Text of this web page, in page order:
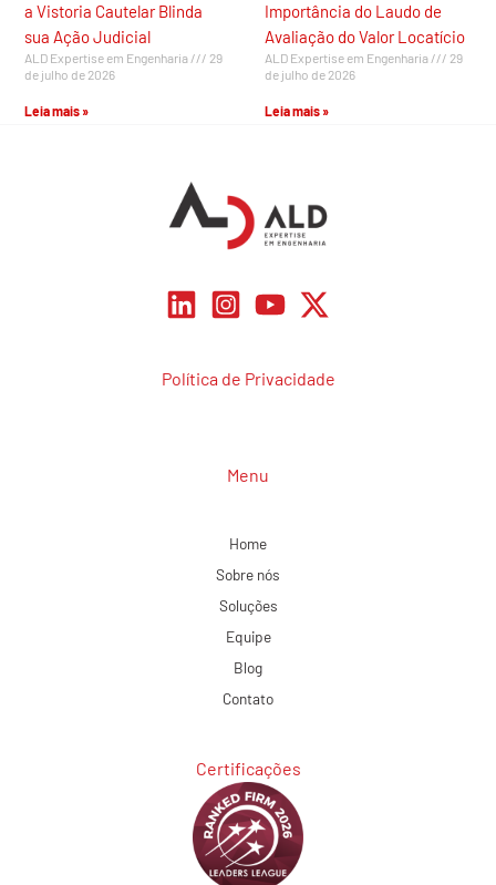
a Vistoria Cautelar Blinda
sua Ação Judicial
ALD Expertise em Engenharia
29
de julho de 2026
Leia mais »
Importância do Laudo de
Avaliação do Valor Locatício
ALD Expertise em Engenharia
29
de julho de 2026
Leia mais »
Política de Privacidade
Menu
Home
Sobre nós
Soluções
Equipe
Blog
Contato
Certificações